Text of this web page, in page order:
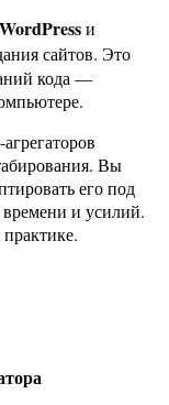
WordPressи
сайтов. Это
кода —
Вы
его под
и усилий.